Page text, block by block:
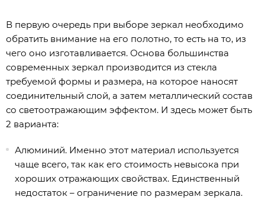
В первую очередь при выборе зеркал необходимо
обратить внимание на его полотно, то есть на то, из
чего оно изготавливается. Основа большинства
современных зеркал производится из стекла
требуемой формы и размера, на которое наносят
соединительный слой, а затем металлический состав
со светоотражающим эффектом. И здесь может быть
2 варианта:
Алюминий. Именно этот материал используется
чаще всего, так как его стоимость невысока при
хороших отражающих свойствах. Единственный
недостаток – ограничение по размерам зеркала.